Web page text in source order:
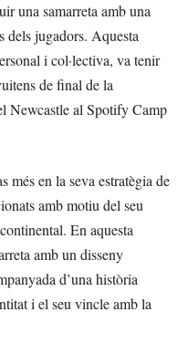
una samarreta amb una
dels jugadors. Aquesta
i col·lectiva, va tenir
de final de la
Newcastle al Spotify Camp
més en la seva estratègia de
amb motiu del seu
En aquesta
amb un disseny
d’una història
i el seu vincle amb la